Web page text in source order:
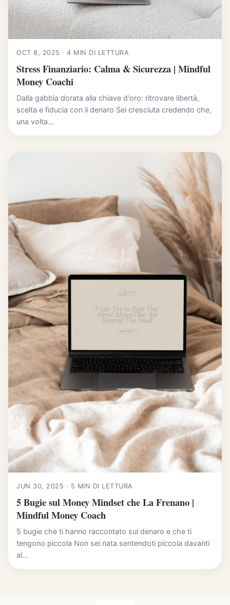
OCT 8, 2025 · 4 MIN DI LETTURA
Stress Finanziario: Calma & Sicurezza | Mindful
Money Coachi
Dalla gabbia dorata alla chiave d'oro: ritrovare libertà,
scelta e fiducia con il denaro Sei cresciuta credendo che,
una volta...
JUN 30, 2025 · 5 MIN DI LETTURA
5 Bugie sul Money Mindset che La Frenano |
Mindful Money Coach
5 bugie che ti hanno raccontato sul denaro e che ti
tengono piccola Non sei nata sentendoti piccola davanti
al...